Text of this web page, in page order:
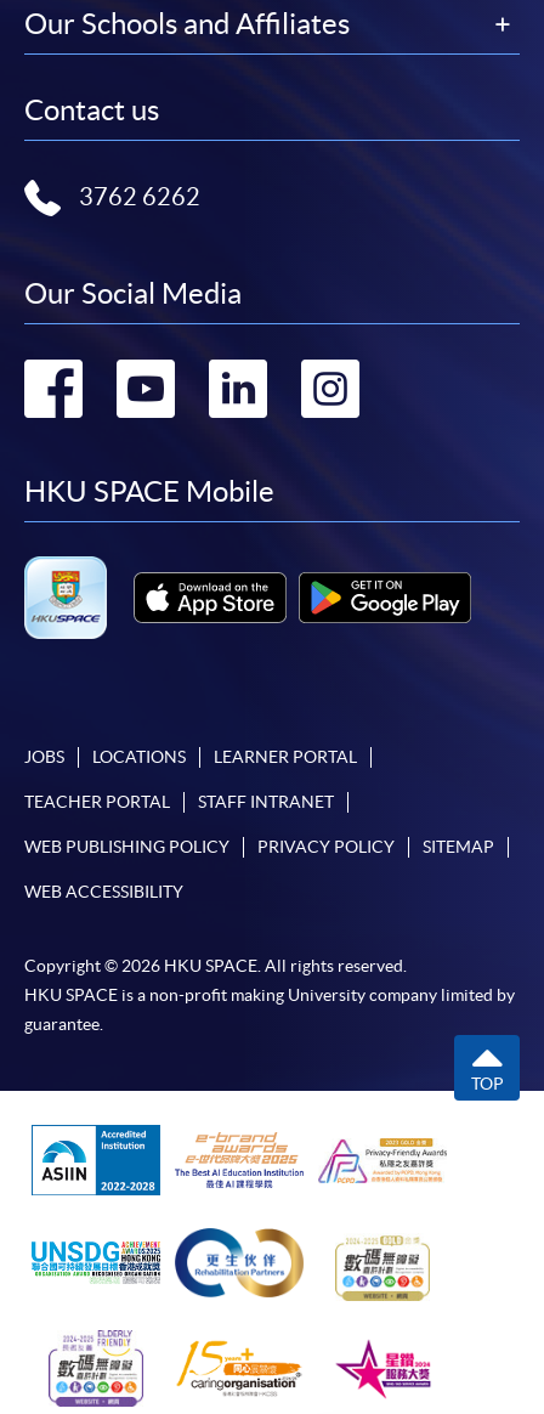
申請學歷頒授及專業課程可能需要其他資料，報名
表可向報名中心或有關課程負責人索取。填妥申請
往報名中心或以郵遞方式遞交。
報讀同一學歷頒授課程內其他單元
用於一般學歷頒授課程。
(「通知」)，請填妥有關「通知」，並親往報名中
心或以郵遞方式，遞交「通知」及繳交所需費用。
何疑問，請詳閱個別課程資料，或聯絡有關課程負責
課程/科目報名注意事項:
選用網上報名服務必須在已接駁互聯網及支援
申請人不應閒置申請超過10分鐘。否則，申請人
必須重新開始整個申請程序。
網上報名只支援「提早報讀優惠」。如需享用其他
報讀優惠，請親臨學院的報名中心報名。
在網上報名過程中，由於提交課程申請和付款在系
快與 閣下聯絡。
申請人應注意，不論親身或網上報讀，相同的課
在網上報名過程中，付款成功後，網頁將顯示付款
子郵件帳戶。請保留確定回條作日後查詢用途。
除特殊情況(例如課程因報名人數不足而被取消)及
如須甄選入學，則正式收據並不可作為 閣下已獲
取錄的證明。學院將在截止報名日期後儘快通知申
請者是否獲取錄。落選的申請人將獲退還已繳交的
學費。
Our Schools and Affiliates
Contact us
3762 6262
Our Social Media
Go
facebook
Go
youtube
Go
linkedin
Go
HKU SPACE Mobile
JOBS LOCATIONS LEARNER PORTAL
TEACHER PORTAL STAFF INTRANET
WEB PUBLISHING POLICY PRIVACY POLICY SITEMAP
WEB ACCESSIBILITY
Copyright © 2026 HKU SPACE. All rights reserved.
HKU SPACE is a non-profit making University company limited by
guarantee.
TOP